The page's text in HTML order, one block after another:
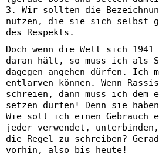
3. Wir sollten die
nutzen, die sie sich selbst
des Respekts.
Doch wenn die Welt sich
daran hält, so muss ich als
dagegen angehen dürfen. Ich
entlarven können. Wenn
schreien, dann muss ich dem
setzen dürfen! Denn sie
Wie soll ich einen Gebrauch
jeder verwendet,
die Regel zu schreiben?
vorhin, also bis heute!